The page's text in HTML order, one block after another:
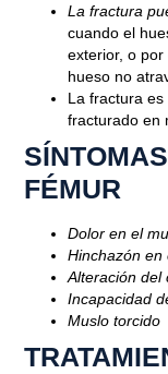
La fractura
cuando el
exterior, o
hueso no
La fractura
fracturado en
FÉMUR
Dolor en el
Hinchazón en
Alteración del
Incapacidad
Muslo torcido